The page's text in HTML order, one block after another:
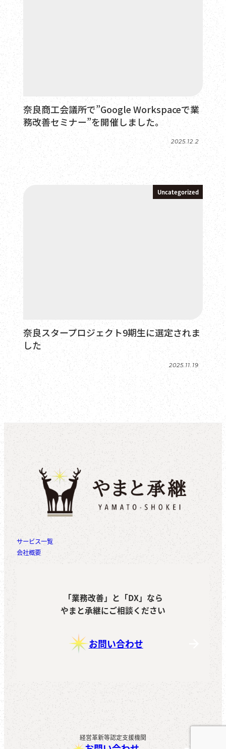
奈良商工会議所で”Google Workspaceで業
務改善セミナー”を開催しました。
投稿日
2025.12.2
Uncategorized
奈良スタープロジェクト9期生に選定されま
した
投稿日
2025.11.19
サービス一覧
会社概要
「業務改善」と「DX」なら
やまと承継にご相談ください
お問い合わせ
経営革新等認定支援機関